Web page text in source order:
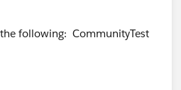
following: CommunityTest